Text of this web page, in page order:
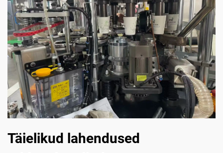
Täielikud lahendused